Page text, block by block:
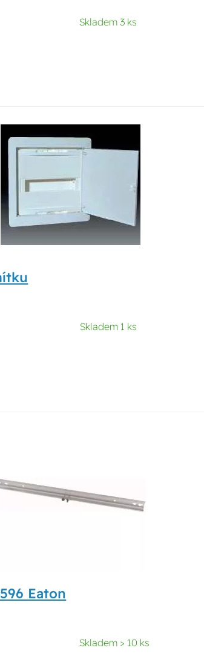
Skladem 3 ks
Skladem 1 ks
Eaton
Skladem > 10 ks